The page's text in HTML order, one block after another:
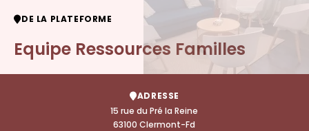
DE LA PLATEFORME
Equipe Ressources Familles
ADRESSE
15 rue du Pré la Reine
63100 Clermont-Fd